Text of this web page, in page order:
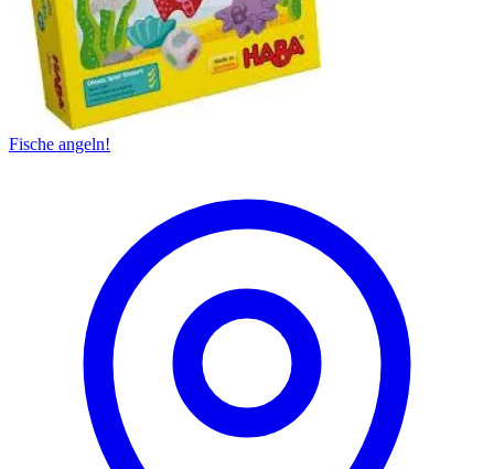
Fische angeln!